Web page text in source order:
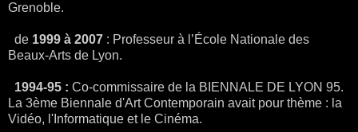
Grenoble.
de 1999 à 2007 : Professeur à l’École Nationale des
Beaux-Arts de Lyon.
1994-95 : Co-commissaire de la BIENNALE DE LYON 95.
La 3ème Biennale d'Art Contemporain avait pour thème : la
Vidéo, l'Informatique et le Cinéma.